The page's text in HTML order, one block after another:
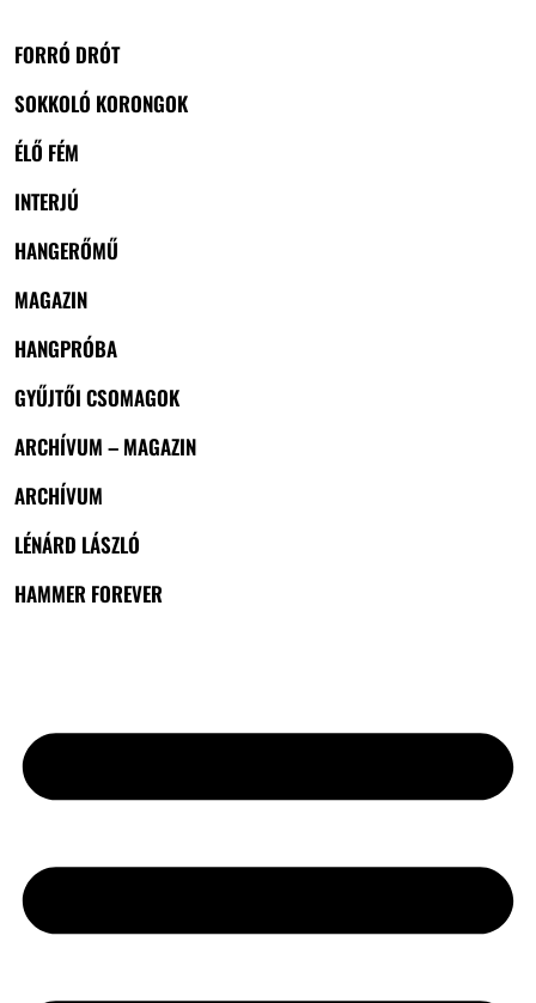
FORRÓ DRÓT
SOKKOLÓ KORONGOK
ÉLŐ FÉM
INTERJÚ
HANGERŐMŰ
MAGAZIN
HANGPRÓBA
GYŰJTŐI CSOMAGOK
ARCHÍVUM – MAGAZIN
ARCHÍVUM
LÉNÁRD LÁSZLÓ
HAMMER FOREVER